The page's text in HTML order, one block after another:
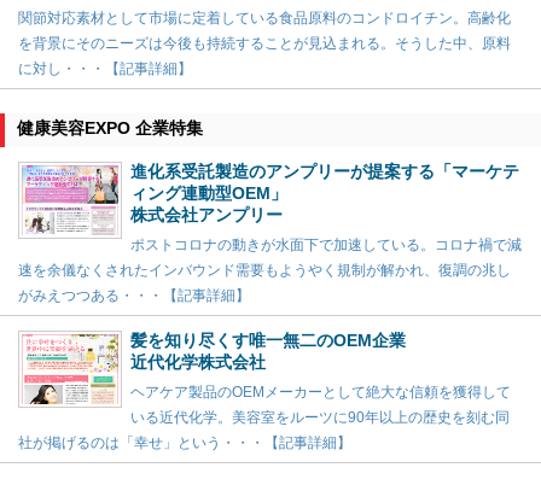
関節対応素材として市場に定着している食品原料のコンドロイチン。高齢化
を背景にそのニーズは今後も持続することが見込まれる。そうした中、原料
に対し・・・【記事詳細】
健康美容EXPO 企業特集
進化系受託製造のアンプリーが提案する「マーケテ
ィング連動型OEM」
株式会社アンプリー
ポストコロナの動きが水面下で加速している。コロナ禍で減
速を余儀なくされたインバウンド需要もようやく規制が解かれ、復調の兆し
がみえつつある・・・【記事詳細】
髪を知り尽くす唯一無二のOEM企業
近代化学株式会社
ヘアケア製品のOEMメーカーとして絶大な信頼を獲得して
いる近代化学。美容室をルーツに90年以上の歴史を刻む同
社が掲げるのは「幸せ」という・・・【記事詳細】